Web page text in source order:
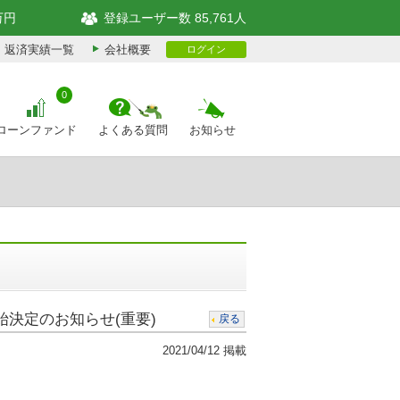
円 登録ユーザー数 85,761人
返済実績一覧 会社概要 ログイン
ーンファンド
0
よくある質問 お知らせ
決定のお知らせ(重要) 戻る
2021/04/12 掲載